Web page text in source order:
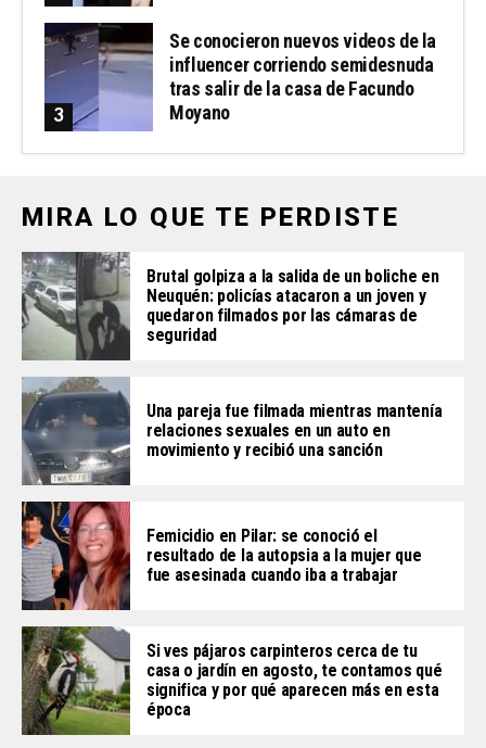
Se conocieron nuevos videos de la
influencer corriendo semidesnuda
tras salir de la casa de Facundo
Moyano
MIRA LO QUE TE PERDISTE
Brutal golpiza a la salida de un boliche en
Neuquén: policías atacaron a un joven y
quedaron filmados por las cámaras de
seguridad
Una pareja fue filmada mientras mantenía
relaciones sexuales en un auto en
movimiento y recibió una sanción
Femicidio en Pilar: se conoció el
resultado de la autopsia a la mujer que
fue asesinada cuando iba a trabajar
Si ves pájaros carpinteros cerca de tu
casa o jardín en agosto, te contamos qué
significa y por qué aparecen más en esta
época